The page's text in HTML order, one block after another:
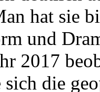
hat sie
und
2017
sich die